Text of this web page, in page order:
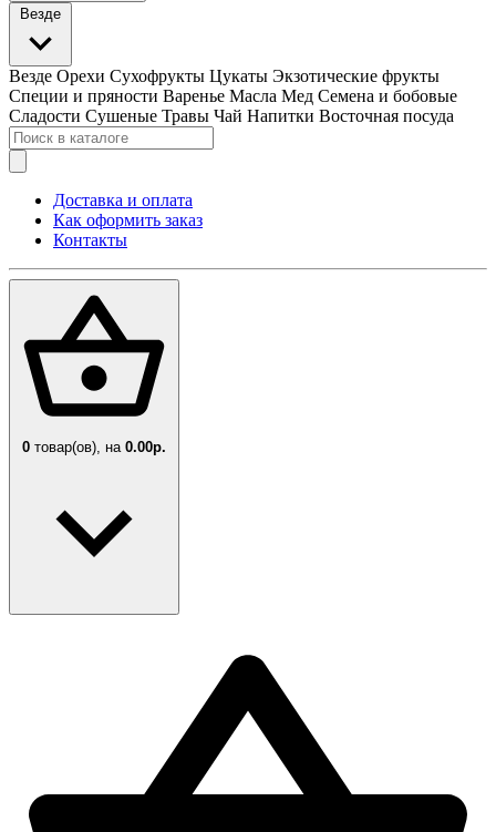
Везде
Везде Орехи Сухофрукты Цукаты Экзотические фрукты
Специи и пряности Варенье Масла Мед Семена и бобовые
Сладости Сушеные Травы Чай Напитки Восточная посуда
Доставка и оплата
Как оформить заказ
Контакты
0 товар(ов), на 0.00р.